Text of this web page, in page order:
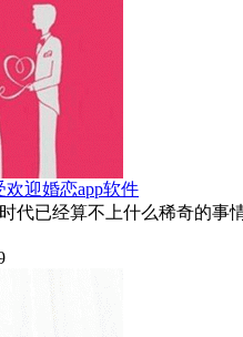
欢迎婚恋app软件
代已经算不上什么稀奇的事